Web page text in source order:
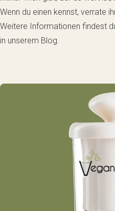
Wenn du einen kennst, verrate
Weitere Informationen findest
in unserem Blog.